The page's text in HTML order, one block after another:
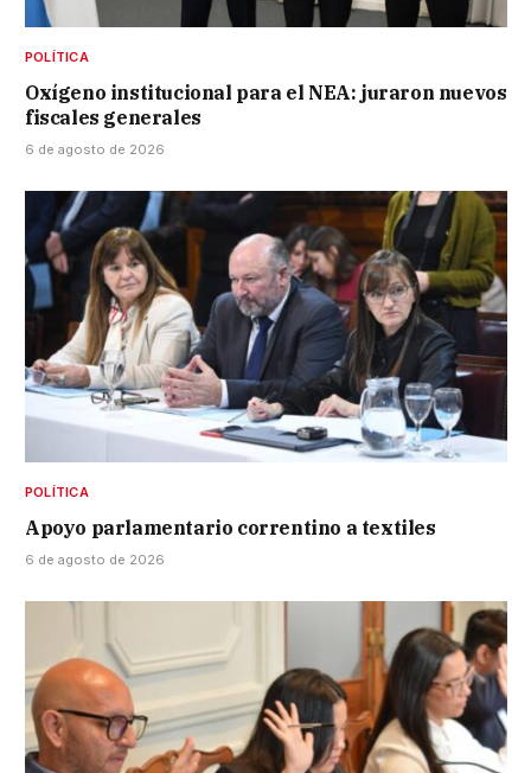
POLÍTICA
Oxígeno institucional para el NEA: juraron nuevos
fiscales generales
6 de agosto de 2026
POLÍTICA
Apoyo parlamentario correntino a textiles
6 de agosto de 2026